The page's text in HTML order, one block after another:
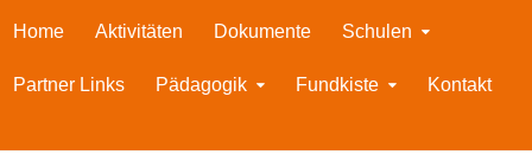
Home Aktivitäten Dokumente Schulen
Partner Links Pädagogik Fundkiste Kontakt